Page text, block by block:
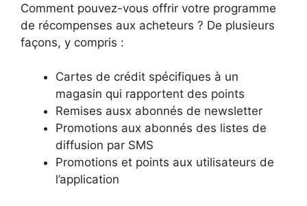
Comment pouvez-vous offrir votre programme
de récompenses aux acheteurs ? De plusieurs
façons, y compris :
Cartes de crédit spécifiques à un
magasin qui rapportent des points
Remises ausx abonnés de newsletter
Promotions aux abonnés des listes de
diffusion par SMS
Promotions et points aux utilisateurs de
l’application